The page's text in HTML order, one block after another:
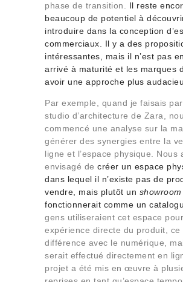
phase de transition. Il reste
beaucoup de potentiel à
introduire dans la conception
commerciaux. Il y a des
intéressantes, mais il n’est pas
arrivé à maturité et les marques
avoir une approche plus
Par exemple, quand je faisais
studio d’architecture de Zara,
commencé une analyse sur la
générer des synergies entre la
ligne et l’espace physique. Nous
envisagé de créer un espace
dans lequel il n’existe pas de
vendre, mais plutôt un showroom
fonctionnerait comme un
gens utiliseraient cet espace
expérience directe du produit, ce
différence avec le numérique,
serait effectué directement en
projet a été mis en œuvre à